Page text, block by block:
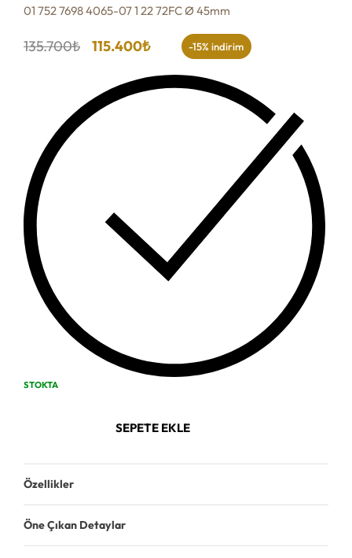
01 752 7698 4065-07 1 22 72FC Ø 45mm
135.700₺ 115.400₺ -15% indirim
STOKTA
SEPETE EKLE
Özellikler
Öne Çıkan Detaylar